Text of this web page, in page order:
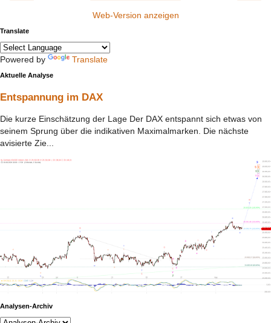
Web-Version anzeigen
Translate
Powered by Translate
Aktuelle Analyse
Entspannung im DAX
Die kurze Einschätzung der Lage Der DAX entspannt sich etwas von
seinem Sprung über die indikativen Maximalmarken. Die nächste
avisierte Zie...
Analysen-Archiv